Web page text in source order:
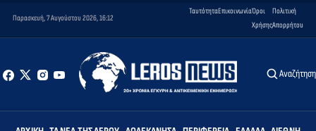
Παρασκευή, 7 Αυγούστου 2026, 16:12
ΤαυτότηταΕπικοινωνίαΌροι
Χρήσης
Πολιτική
Απορρήτου
Αναζήτηση